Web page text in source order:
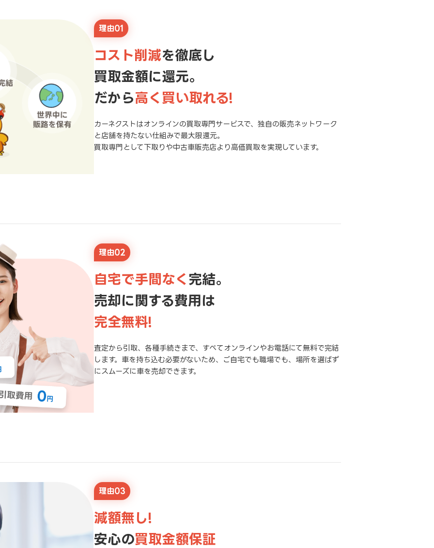
理由01
コスト削減を徹底し
買取金額に還元。
だから高く買い取れる!
カーネクストはオンラインの買取専門サービスで、独自の販売ネットワーク
と店舗を持たない仕組みで最大限還元。
買取専門として下取りや中古車販売店より高価買取を実現しています。
理由02
自宅で手間なく 完結。
売却に関する費用は
完全無料!
査定から引取、各種手続きまで、すべてオンラインやお電話にて無料で完結
します。車を持ち込む必要がないため、ご自宅でも職場でも、場所を選ばず
にスムーズに車を売却できます。
理由03
減額無し!
安心の買取金額保証